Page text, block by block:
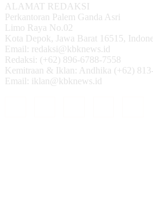
ALAMAT REDAKSI
Perkantoran Palem Ganda Asri
Limo Raya No.02
Kota Depok, Jawa Barat 16515,
Email: redaksi@kbknews.id
Redaksi: (+62) 896-6788-7558
Kemitraan & Iklan: Andhika (+62)
Email: iklan@kbknews.id